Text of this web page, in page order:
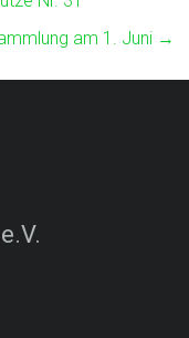
am 1. Juni →